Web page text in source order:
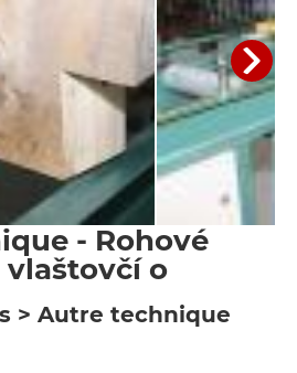
- Rohové
o
> Autre technique